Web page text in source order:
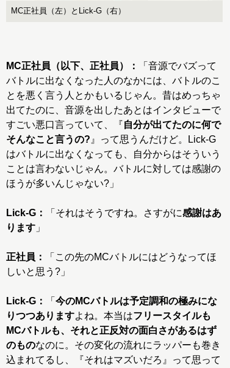
MC正社員（左）とLick-G（右）
MC正社員（以下、正社員）：
「音源でバズって
バトルに出なくなった人のなかには、バトルのこ
とを悪く言う人とかもいるじゃん。昔はめっちゃ
出てたのに、音源を出したあとはインタビューで
すごい悪口言っていて、『自分が出てたのに何で
そんなこと言うの? 』って思うんだけど。Lick-G
はバトルに出なくなっても、自分からはそういう
ことは言わないじゃん。バトルに対しては感謝の
ほうが多いんじゃない?」
Lick-G： 「それはそうですね。さすがに感謝はあ
ります 」
正社員：
「この先のMCバトルにはどうなってほ
しいと思う?」
Lick-G： 「 今のMCバトルは予定調和の極みにな
りつつありますよね。本当はフリースタイルも
MCバトルも、それと正反対の面白さがあるはず
のものなのに。その変化の流れにラッパーも巻き
込まれてるし、『それはマズいだろ』って思って